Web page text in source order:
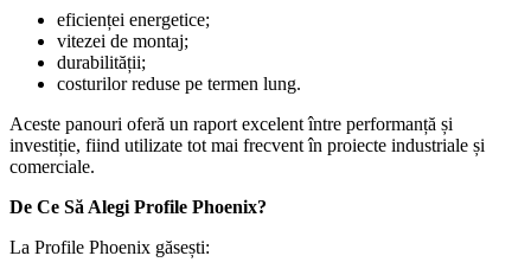
eficienței energetice;
vitezei de montaj;
durabilității;
costurilor reduse pe termen lung.
Aceste panouri oferă un raport excelent între performanță și
investiție, fiind utilizate tot mai frecvent în proiecte industriale și
comerciale.
De Ce Să Alegi Profile Phoenix?
La Profile Phoenix găsești: